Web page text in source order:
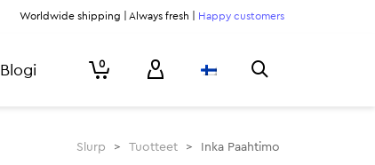
Worldwide shipping | Always fresh | Happy customers
Blogi 0
Slurp > Tuotteet > Inka Paahtimo